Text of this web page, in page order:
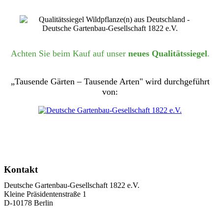
Achten Sie beim Kauf auf unser neues Qualitätssiegel.
„Tausende Gärten – Tausende Arten" wird durchgeführt
von:
Kontakt
Deutsche Gartenbau-Gesellschaft 1822 e.V.
Kleine Präsidentenstraße 1
D-10178 Berlin